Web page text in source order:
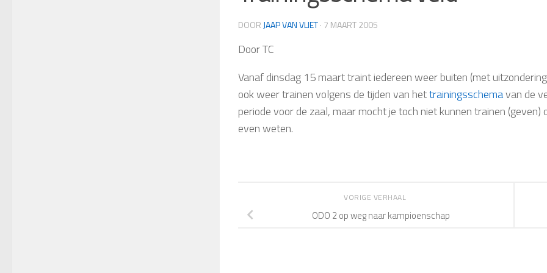
DOOR JAAP VAN VLIET· 7 MAART 2005
Door TC
Vanaf dinsdag 15 maart traint iedereen weer buiten (met
ook weer trainen volgens de tijden van hettrainingsschemavan de
periode voor de zaal, maar mocht je toch niet kunnen trainen
even weten.
VORIGE VERHAAL
ODO 2 op weg naar kampioenschap